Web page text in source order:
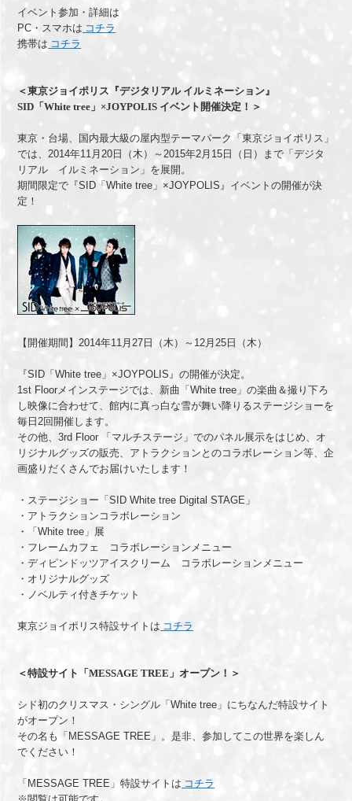
イベント参加・詳細は
PC・スマホは コチラ
携帯は コチラ
＜東京ジョイポリス『デジタリアル イルミネーション』
SID「White tree」×JOYPOLIS イベント開催決定！＞
東京・台場、国内最大級の屋内型テーマパーク「東京ジョイポリス」
では、 2014年11月20日（木）～2015年2月15日（日）まで「デジタ
リアル イルミネーション」を展開。
期間限定で『SID「White tree」×JOYPOLIS』イベントの開催が決
定！
【開催期間】2014年11月27日（木）～12月25日（木）
『SID「White tree」×JOYPOLIS』の開催が決定。
1st Floorメインステージでは、新曲「White tree」の楽曲＆撮り下ろ
し映像に合わせて、館内に真っ白な雪が舞い降りるステージショーを
毎日2回開催します。
その他、3rd Floor 「マルチステージ」でのパネル展示をはじめ、オ
リジナルグッズの販売、 アトラクションとのコラボレーション等、企
画盛りだくさんでお届けいたします！
・ステージショー「SID White tree Digital STAGE」
・アトラクションコラボレーション
・「White tree」展
・フレームカフェ コラボレーションメニュー
・ディピンドッツアイスクリーム コラボレーションメニュー
・オリジナルグッズ
・ノベルティ付きチケット
東京ジョイポリス特設サイトは コチラ
＜特設サイト「MESSAGE TREE」オープン！＞
シド初のクリスマス・シングル「White tree」にちなんだ特設サイト
がオープン！
その名も「MESSAGE TREE」。是非、参加してこの世界を楽しん
でください！
「MESSAGE TREE」特設サイトは コチラ